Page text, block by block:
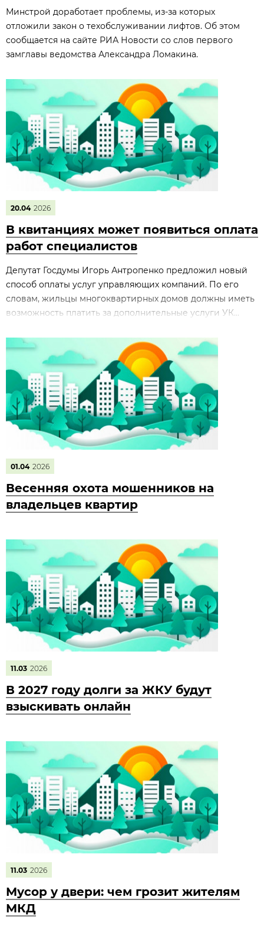
Минстрой доработает проблемы, из‑за которых
отложили закон о техобслуживании лифтов. Об этом
сообщается на сайте РИА Новости со слов первого
замглавы ведомства Александра Ломакина.
20.04 2026
В квитанциях может появиться оплата
работ специалистов
Депутат Госдумы Игорь Антропенко предложил новый
способ оплаты услуг управляющих компаний. По его
словам, жильцы многоквартирных домов должны иметь
возможность платить за дополнительные услуги УК...
01.04 2026
Весенняя охота мошенников на
владельцев квартир
11.03 2026
В 2027 году долги за ЖКУ будут
взыскивать онлайн
11.03 2026
Мусор у двери: чем грозит жителям
МКД